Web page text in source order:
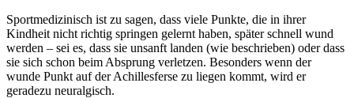
Sportmedizinisch ist zu sagen, dass viele Punkte, die in ihrer
Kindheit nicht richtig springen gelernt haben, später schnell wund
werden – sei es, dass sie unsanft landen (wie beschrieben) oder dass
sie sich schon beim Absprung verletzen. Besonders wenn der
wunde Punkt auf der Achillesferse zu liegen kommt, wird er
geradezu neuralgisch.